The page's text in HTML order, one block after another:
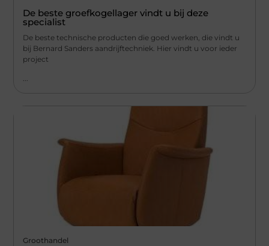
De beste groefkogellager vindt u bij deze
specialist
De beste technische producten die goed werken, die vindt u
bij Bernard Sanders aandrijftechniek. Hier vindt u voor ieder
project
...
Groothandel